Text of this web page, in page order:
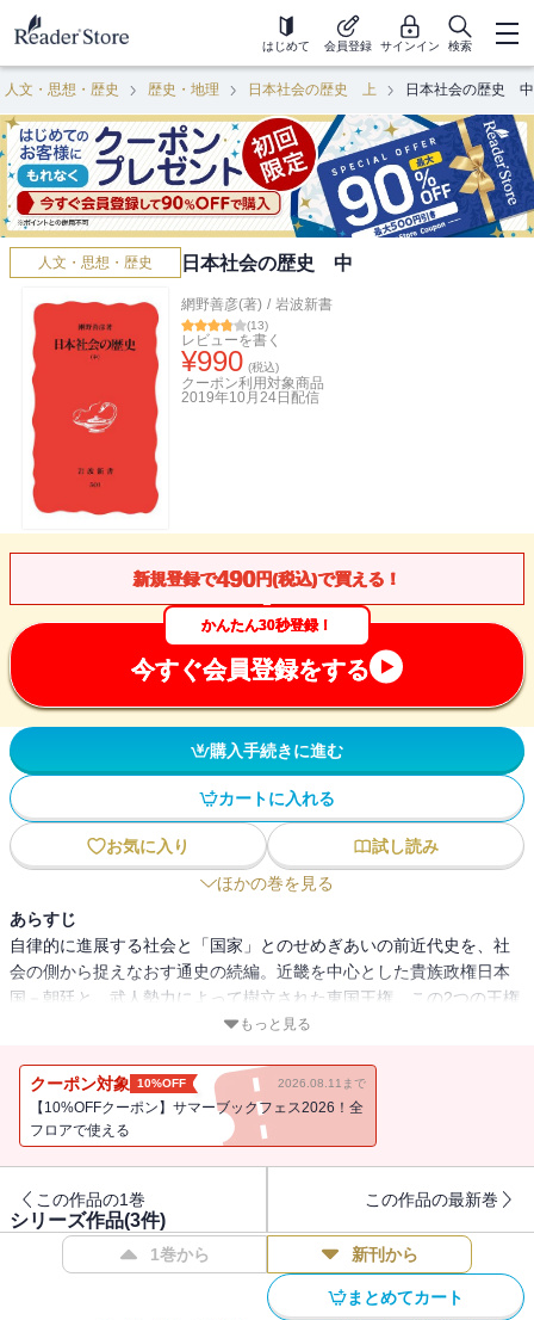
はじめて 会員登録 サインイン 検索
人文・思想・歴史 歴史・地理 日本社会の歴史 上 日本社会の歴史 中
人文・思想・歴史 日本社会の歴史 中
網野善彦(著) / 岩波新書
(13)
レビューを書く
¥990 (税込)
クーポン利用対象商品
2019年10月24日 配信
新規登録で490円(税込)で買える！
かんたん30秒登録！
今すぐ会員登録をする
購入手続きに進む
カートに入れる
お気に入り
試し読み
ほかの巻を見る
あらすじ
自律的に進展する社会と「国家」とのせめぎあいの前近代史を、社
会の側から捉えなおす通史の続編。近畿を中心とした貴族政権日本
国－朝廷と、武人勢力によって樹立された東国王権。この2つの王権
の併存と葛藤の中で展開する活力溢れる列島社会の姿を描く。中巻
もっと見る
クーポン対象 10%OFF 2026.08.11まで
【10%OFFクーポン】サマーブックフェス2026！全
フロアで使える
この作品の1巻 この作品の最新巻
シリーズ作品(3件)
1巻から 新刊から
まとめてカート